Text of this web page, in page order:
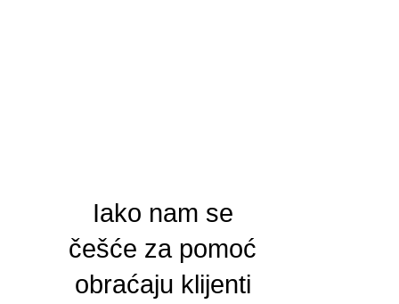
Iako nam se
češće za pomoć
obraćaju klijenti